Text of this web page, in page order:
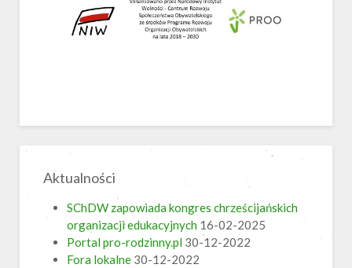
Aktualności
SChDW zapowiada kongres chrześcijańskich
organizacji edukacyjnych 16-02-2025
Portal pro-rodzinny.pl 30-12-2022
Fora lokalne 30-12-2022